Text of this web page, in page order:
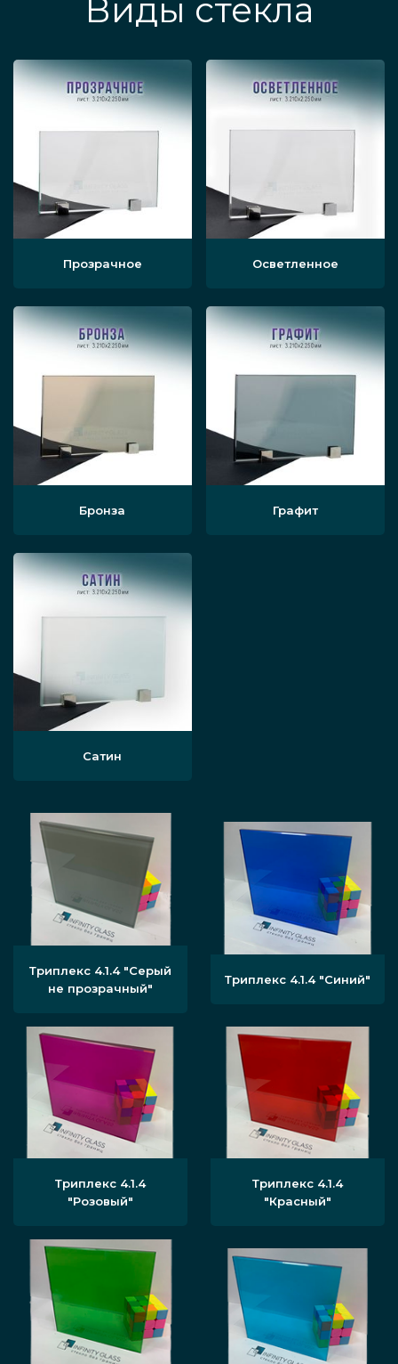
Виды стекла
Прозрачное Осветленное
Бронза Графит
Сатин
Триплекс 4.1.4 "Серый
не прозрачный"
Триплекс 4.1.4 "Синий"
Триплекс 4.1.4
"Розовый"
Триплекс 4.1.4
"Красный"